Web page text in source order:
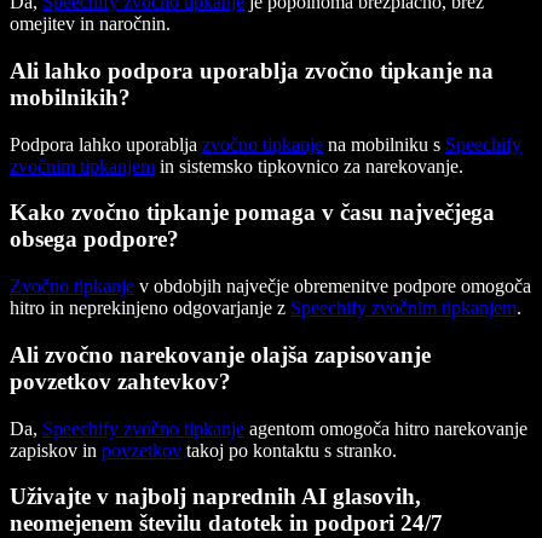
omejitev in naročnin.
Ali lahko podpora uporablja zvočno tipkanje na
mobilnikih?
Podpora lahko uporablja zvočno tipkanje na mobilniku s Speechify
zvočnim tipkanjem in sistemsko tipkovnico za narekovanje.
Kako zvočno tipkanje pomaga v času največjega
obsega podpore?
Zvočno tipkanje v obdobjih največje obremenitve podpore omogoča
hitro in neprekinjeno odgovarjanje z Speechify zvočnim tipkanjem.
Ali zvočno narekovanje olajša zapisovanje
povzetkov zahtevkov?
Da, Speechify zvočno tipkanje agentom omogoča hitro narekovanje
zapiskov in povzetkov takoj po kontaktu s stranko.
Uživajte v najbolj naprednih AI glasovih,
neomejenem številu datotek in podpori 24/7